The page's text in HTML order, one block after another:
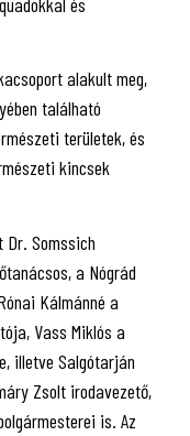
alakult meg,
található
területek, és
kincsek
Dr. Somssich
a Nógrád
Kálmánné a
Vass Miklós a
illetve Salgótarján
Zsolt irodavezető,
is. Az